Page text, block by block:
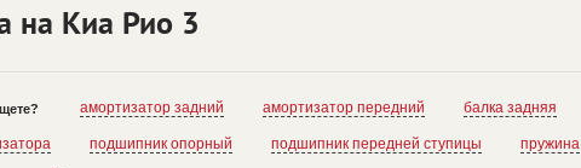
на Киа Рио 3
амортизатор задний амортизатор передний балка задняя
подшипник опорный подшипник передней ступицы пружина